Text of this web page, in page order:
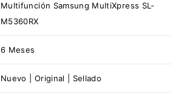
Multifunción Samsung MultiXpress SL-
M5360RX
6 Meses
Nuevo | Original | Sellado